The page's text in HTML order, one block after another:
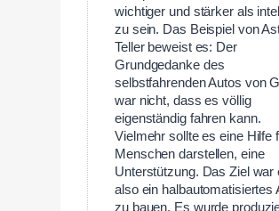
wichtiger und stärker als
zu sein. Das Beispiel von
Teller beweist es: Der
Grundgedanke des
selbstfahrenden Autos von
war nicht, dass es völlig
eigenständig fahren kann.
Vielmehr sollte es eine Hilfe
Menschen darstellen, eine
Unterstützung. Das Ziel war
also ein halbautomatisiertes
zu bauen. Es wurde